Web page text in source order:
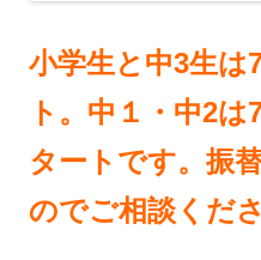
小学生と中3生は
ト。中１・中2
タートです。振
のでご相談くだ